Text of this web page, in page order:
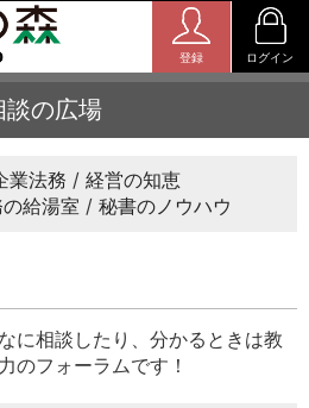
登録 ログイン
談の広場
業法務
経営の知恵
給湯室 秘書のノウハウ
に相談したり、分かるときは教
のフォーラムです！